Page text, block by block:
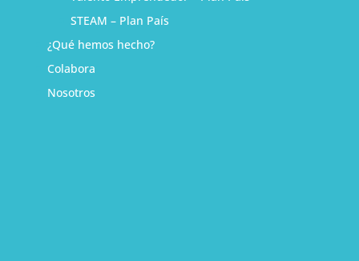
STEAM – Plan País
¿Qué hemos hecho?
Colabora
Nosotros